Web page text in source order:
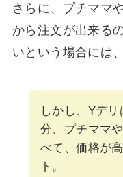
さらに、プチママ
から注文が出来る
いという場合には
しかし、Yデ
分、プチママ
べて、価格が
ト。